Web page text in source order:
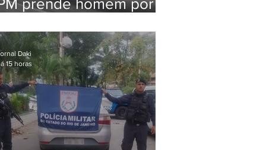
prende homem por
Daki
15 horas